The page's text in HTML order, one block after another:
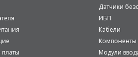
Датчики
ИБП
Кабели
Компоненты
Модули